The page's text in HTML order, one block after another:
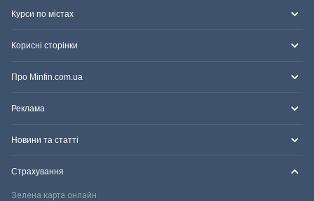
Курси по містах
Корисні сторінки
Про Minfin.com.ua
Реклама
Новини та статті
Страхування
Зелена карта онлайн